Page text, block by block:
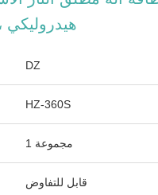
DZ
HZ-360S
1 مجموعة
قابل للتفاوض